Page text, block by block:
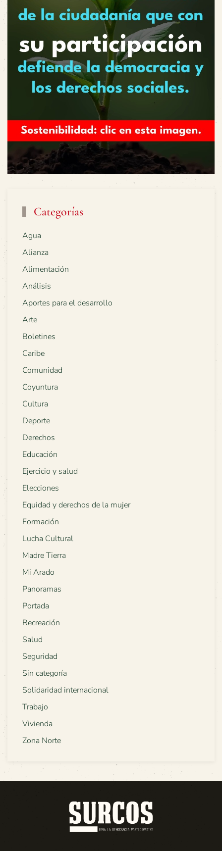
Categorías
Agua
Alianza
Alimentación
Análisis
Aportes para el desarrollo
Arte
Boletines
Caribe
Comunidad
Coyuntura
Cultura
Deporte
Derechos
Educación
Ejercicio y salud
Elecciones
Equidad y derechos de la mujer
Formación
Lucha Cultural
Madre Tierra
Mi Arado
Panoramas
Portada
Recreación
Salud
Seguridad
Sin categoría
Solidaridad internacional
Trabajo
Vivienda
Zona Norte